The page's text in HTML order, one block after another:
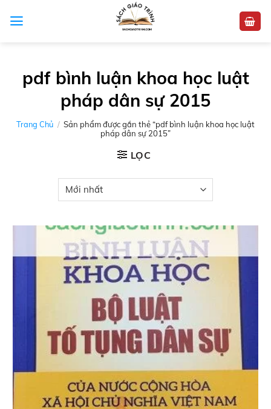
pdf bình luận khoa học luật
pháp dân sự 2015
Trang Chủ / Sản phẩm được gắn thẻ “pdf bình luận khoa học luật
pháp dân sự 2015”
LỌC